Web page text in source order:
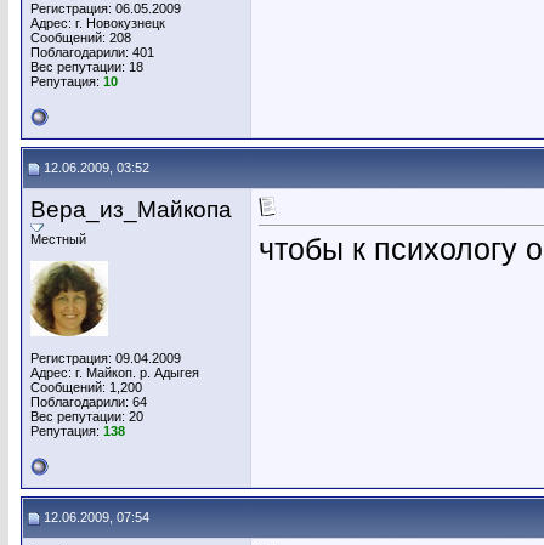
Регистрация: 06.05.2009
Адрес: г. Новокузнецк
Сообщений: 208
Поблагодарили: 401
Вес репутации: 18
Репутация: 10
12.06.2009, 03:52
Вера_из_Майкопа
Местный
Регистрация: 09.04.2009
Адрес: г. Майкоп. р. Адыгея
Сообщений: 1,200
Поблагодарили: 64
Вес репутации: 20
Репутация: 138
чтобы к психологу
12.06.2009, 07:54